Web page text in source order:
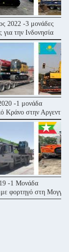
2022 -3 μονάδες
την Ινδονησία
-1 μονάδα
Κράνο στην Αργεντινή
-1 Μονάδα
φορτηγό στη